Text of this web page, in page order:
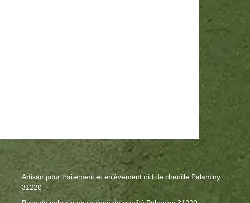
Artisan pour traitement et enlèvement nid de chenille Palaminy
31220